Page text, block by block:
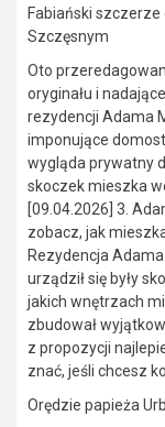
Fabiański
Szczęsnym
Oto
oryginału i
rezydencji Adama
imponujące
wygląda prywatny
skoczek mieszka
[09.04.2026] 3.
zobacz, jak
Rezydencja
urządził się były
jakich wnętrzach
zbudował
z propozycji
znać, jeśli chcesz
Orędzie papieża